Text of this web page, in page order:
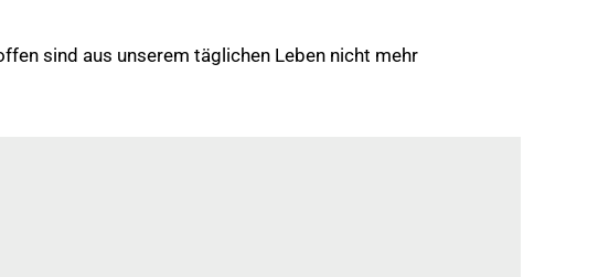
sind aus unserem täglichen Leben nicht mehr